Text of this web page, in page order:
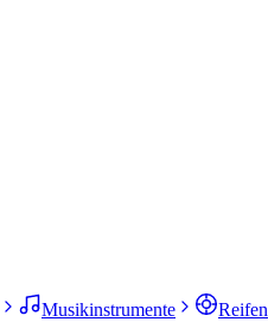
Musikinstrumente Reifen